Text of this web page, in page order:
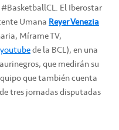
El Iberostar
UmanaReyer Venezia
Mírame TV,
youtubede la BCL), en una
que medirán su
que también cuenta
tres jornadas disputadas